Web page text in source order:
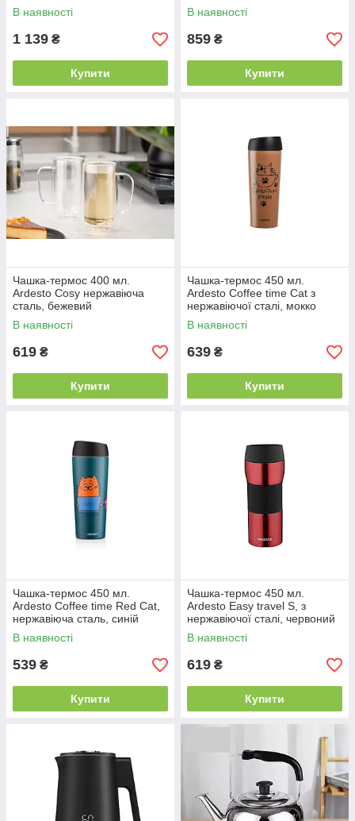
В наявності
1 139 ₴
Купити
В наявності
859 ₴
Купити
Чашка-термос 400 мл.
Ardesto Cosy нержавіюча
сталь, бежевий
В наявності
619 ₴
Купити
Чашка-термос 450 мл.
Ardesto Coffee time Cat з
нержавіючої сталі, мокко
В наявності
639 ₴
Купити
Чашка-термос 450 мл.
Ardesto Coffee time Red Cat,
нержавіюча сталь, синій
В наявності
539 ₴
Купити
Чашка-термос 450 мл.
Ardesto Easy travel S, з
нержавіючої сталі, червоний
В наявності
619 ₴
Купити